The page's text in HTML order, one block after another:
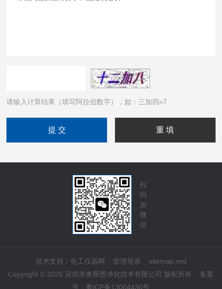
请输入计算结果（填写阿拉伯数字），如：三加四=7
扫
码
加
微
信
技术支持： 化工仪器网 管理登录
sitemap.xml
Copyright © 2026 深圳市奥斯恩净化技术有限公司 版权所有 备案
号： 粤ICP备13004430号